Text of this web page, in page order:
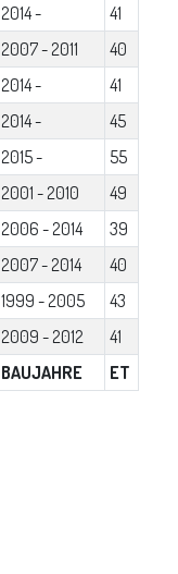
2014 -
41
2007 - 2011
40
2014 -
41
2014 -
45
2015 -
55
2001 - 2010
49
2006 - 2014
39
2007 - 2014
40
1999 - 2005
43
2009 - 2012
41
BAUJAHRE ET